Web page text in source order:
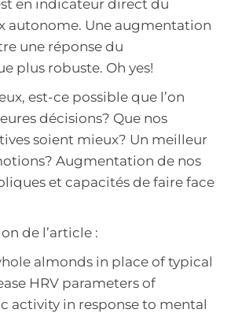
en indicateur direct du
autonome. Une augmentation
une réponse du
plus robuste. Oh yes!
est-ce possible que l’on
décisions? Que nos
soient mieux? Un meilleur
Augmentation de nos
et capacités de faire face
de l’article :
almonds in place of typical
HRV parameters of
activity in response to mental